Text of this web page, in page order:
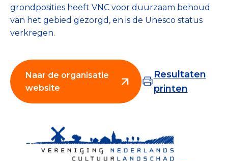
Collecterooster/wervingrooster
Nieuws
Veelgestelde vragen
Register Erkende Donatieplatformen
grondposities heeft VNC voor duurzaam behoud
van het gebied gezorgd, en is de Unesco status
verkregen.
Naar de organisatie
website
Resultaten
printen